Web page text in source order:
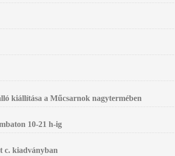
kiállítása a Műcsarnok nagytermében
10-21 h-ig
c. kiadványban